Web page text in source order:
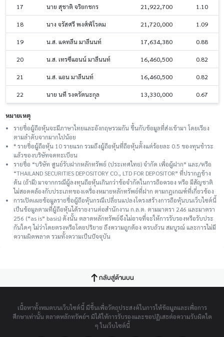
17 นาย สุชาติ จริยกชกร 21,922,700 1.10
18 นาง จรัสศรี พงศ์พิโรดม 21,720,000 1.09
19 น.ส. แคทลีน มาลีนนท์ 17,634,380 0.88
20 น.ส. เทรซีแอนน์ มาลีนนท์ 16,460,500 0.82
21 น.ส. แอน มาลีนนท์ 16,460,500 0.82
22 นาย นที รงครัตนะกุล 13,330,000 0.67
หมายเหตุ
รายชื่อผู้ถือหุ้นจะมีภาษาไทยและอังกฤษรวมกัน ขึ้นกับข้อมูลที่ส่งเข้ามา โดยเรียง
ตามลำดับจากมากไปน้อย
* รายชื่อผู้ถือหุ้น 10 รายแรก รวมถึงผู้ถือหุ้นที่ถือหุ้นตั้งแต่ร้อยละ 0.5 ของทุนชําระ
แล้วของบริษัทจดทะเบียน
รายชื่อ “บริษัท ศูนย์รับฝากหลักทรัพย์ (ประเทศไทย) จำกัด เพื่อผู้ฝาก” และ/หรือ
“THAILAND SECURITIES DEPOSITORY CO., LTD FOR DEPOSITOR” ที่ปรากฏข้าง
ต้น (ถ้ามี) มาจากกรณีผู้ลงทุนถือหุ้นเกินกว่าข้อจำกัดในการถือครอง หรือ มีสัญชาติ
ไม่สอดคล้องกับประเภทของเครื่องหมายหลักทรัพย์ที่ฝาก ตามกฎเกณฑ์ที่เกี่ยวข้อง
การเปิดเผยข้อมูลรายชื่อผู้ถือหุ้นกรณีเปลี่ยนแปลงโครงสร้างการถือหุ้นบนเว็บไซต์นี้
เป็นข้อมูลตามที่ผู้ถือหุ้นได้รายงานต่อสำนักงาน ก.ล.ต. ตามมาตรา 246 และมาตรา
256 (“as is” basis) ดังนั้น ตลาดหลักทรัพย์จึงไม่อาจที่จะให้การรับรองหรือรับประ
กันใดๆ ไม่ว่าโดยตรงหรือโดยปริยาย ถึงความถูกต้อง ครบถ้วน สมบูรณ์ และการไม่มี
ความผิดพลาด รวมทั้งความเป็นปัจจุบัน
กลับสู่ด้านบน
เนื้อหาทั้งหมดบนเว็บไซต์นี้ มีขึ้นเพื่อวัตถุประสงค์ในการให้ข้อมูลและเพื่อการ
ศึกษาเท่านั้น ตลาดหลักทรัพย์ฯ มิได้ให้การรับรองและขอปฏิเสธต่อความรับผิดใด
ๆ ในเว็บไซต์นี้